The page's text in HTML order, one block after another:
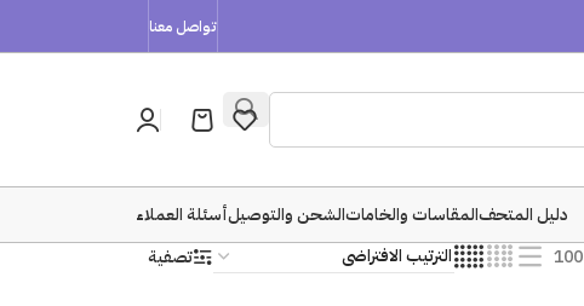
تواصل معنا
دليل المتحفالمقاسات والخاماتالشحن والتوصيلأسئلة العملاء
100 تصفية